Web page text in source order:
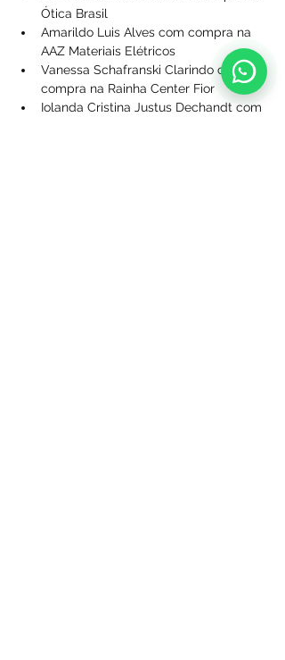
Ótica Brasil
Amarildo Luis Alves com compra na
AAZ Materiais Elétricos
Vanessa Schafranski Clarindo com
compra na Rainha Center Fior
Iolanda Cristina Justus Dechandt com